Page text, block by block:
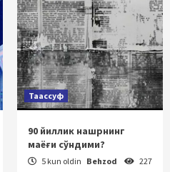
Таассуф
90 йиллик нашрнинг
маёғи сўндими?
5 kun oldin Behzod 227